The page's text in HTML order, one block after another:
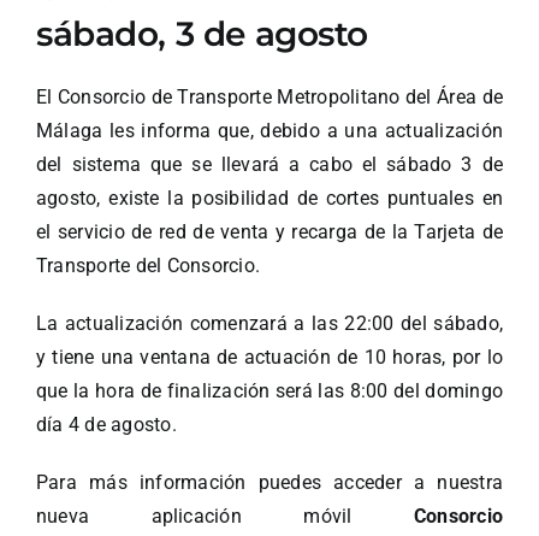
sábado, 3 de agosto
El Consorcio de Transporte Metropolitano del Área de
Málaga les informa que, debido a una actualización
del sistema que se llevará a cabo el sábado 3 de
agosto, existe la posibilidad de cortes puntuales en
el servicio de red de venta y recarga de la Tarjeta de
Transporte del Consorcio.
La actualización comenzará a las 22:00 del sábado,
y tiene una ventana de actuación de 10 horas, por lo
que la hora de finalización será las 8:00 del domingo
día 4 de agosto.
Para más información puedes acceder a nuestra
nueva aplicación móvil Consorcio